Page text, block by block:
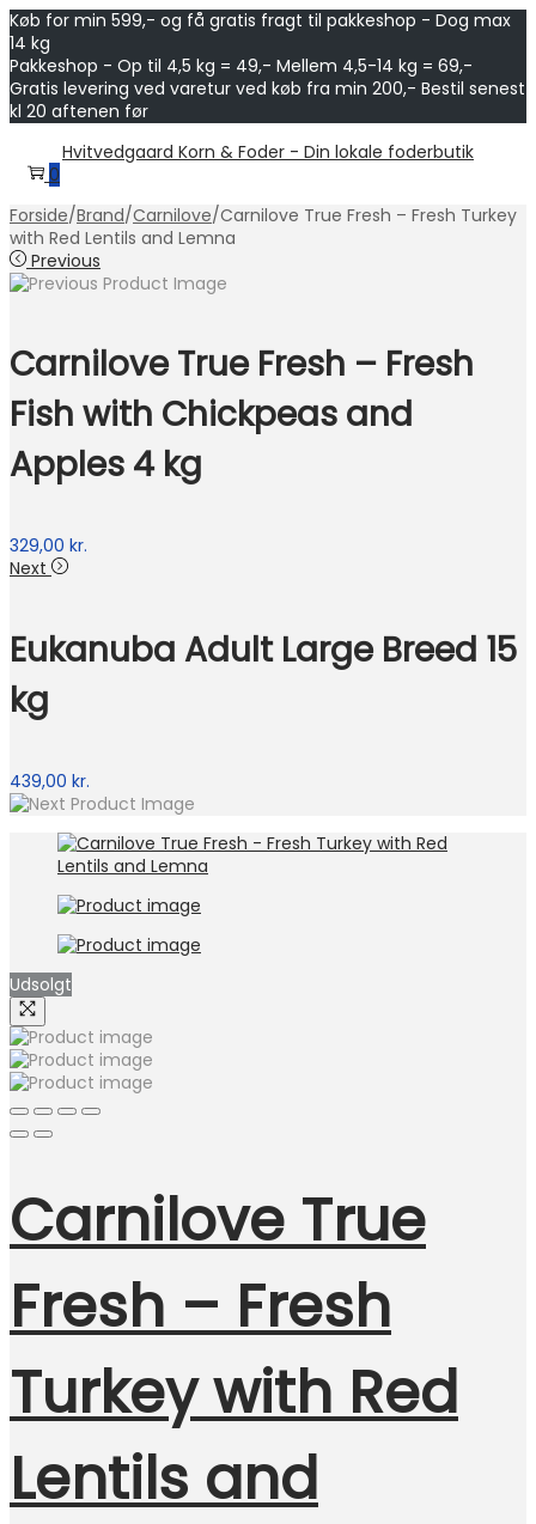
Køb for min 599,- og få gratis fragt til pakkeshop - Dog max
14 kg
Pakkeshop - Op til 4,5 kg = 49,- Mellem 4,5-14 kg = 69,-
Gratis levering ved varetur ved køb fra min 200,- Bestil senest
kl 20 aftenen før
to
to
Hvitvedgaard Korn & Foder - Din lokale foderbutik
0
Forside/Brand/Carnilove/Carnilove True Fresh – Fresh Turkey
with Red Lentils and Lemna
Previous
Carnilove True Fresh – Fresh
Fish with Chickpeas and
Apples 4 kg
329,00 kr.
Next
Eukanuba Adult Large Breed 15
kg
439,00 kr.
Udsolgt
Carnilove True
Fresh – Fresh
Turkey with Red
Lentils and